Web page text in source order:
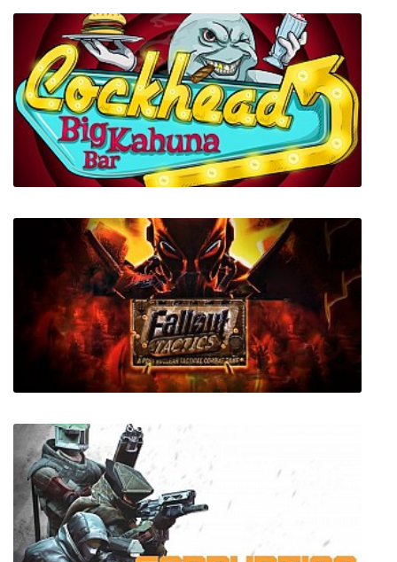
Pixel Cup Soccer - Ultimate Edition
COCKHEAD
Fallout Tactics: Brotherhood of Steel